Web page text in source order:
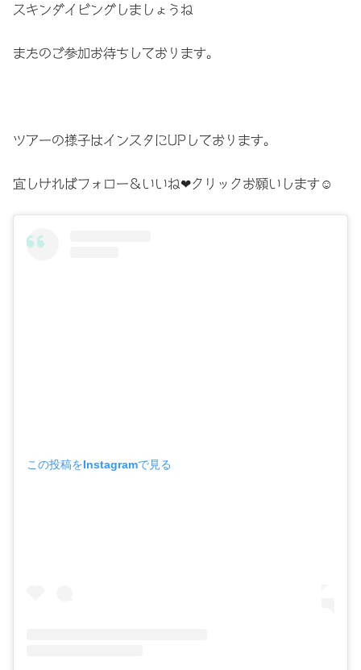
スキンダイビングしましょうね
またのご参加お待ちしております。
ツアーの様子はインスタにUPしております。
宜しければフォロー＆いいね❤クリックお願いします☺
この投稿をInstagramで見る